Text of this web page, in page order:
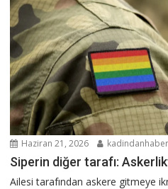
Haziran 21, 2026 kadindanhaber
Siperin diğer tarafı:
Ailesi tarafından askere gitmeye